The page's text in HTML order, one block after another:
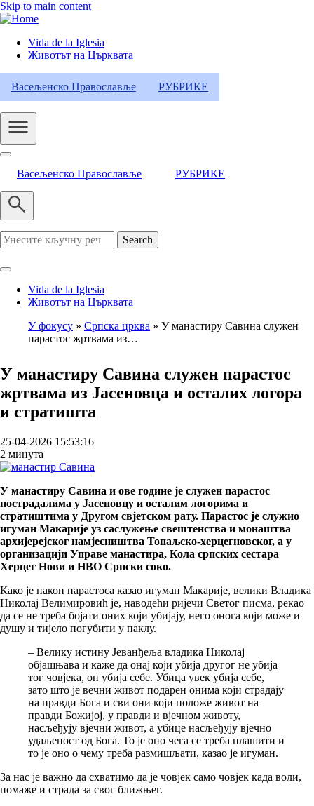
Skip to main content
Header
Category
Menu
Vida de la Iglesia
Животът на Църквата
Васељенско Православље РУБРИКЕ
Васељенско Православље РУБРИКЕ
Search
Vida de la Iglesia
Животът на Църквата
Breadcrumb
У фокусу Српска црква
У манастиру Савина служен
парастос жртвама из…
У манастиру Савина служен парастос
жртвама из Јасеновца и осталих логора
и стратишта
25-04-2026 15:53:16
2 минута
У манастиру Савина и ове године је служен парастос
пострадалима у Јасеновцу и осталим логорима и
стратиштима у Другом свјетском рату. Парастос је служио
игуман Макарије уз саслужење свештенства и монаштва
архијерејског намјесништва Топаљско-херцегновског, а у
организацији Управе манастира, Кола српских сестара
Херцег Нови и НВО Српски соко.
Како је након парастоса казао игуман Макарије, велики Владика
Николај Велимировић је, наводећи ријечи Светог писма, рекао
да се не треба бојати оних који убијају, него онога који може и
душу и тијело погубити у паклу.
– Велику истину Јеванђеља владика Николај
објашњава и каже да онај који убија другог не убија
тог човјека, он убија себе. Убица увек убија себе,
зато што је вечни живот подарен онима који страдају
на правди Бога и сви они који положе живот на
правди Божијој, у правди и вјечном животу,
насљеђују вјечни живот, а убице насљеђују вјечно
удаљеност од Бога. То је оно чега се треба плашити и
то је оно о чему треба размишљати, казао је игуман.
За нас је важно да схватимо да је човјек само човјек када воли,
помаже и страда за свог ближњег.